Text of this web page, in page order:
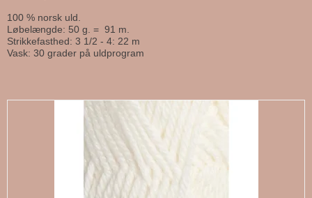
100 % norsk uld.
Løbelængde: 50 g. = 91 m.
Strikkefasthed: 3 1/2 - 4: 22 m
Vask: 30 grader på uldprogram